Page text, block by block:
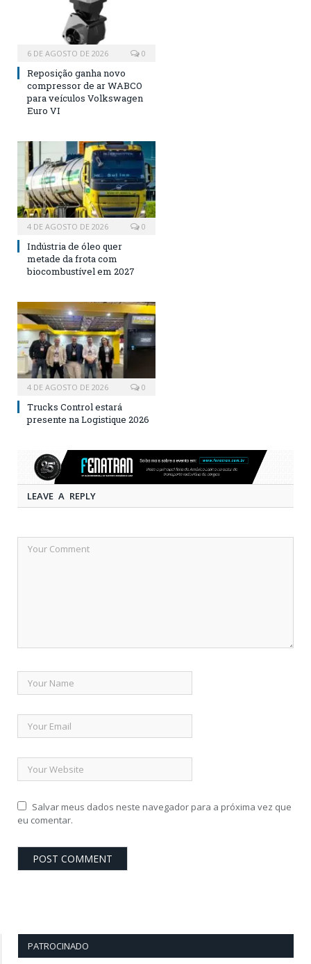
6 DE AGOSTO DE 2026 0
Reposição ganha novo
compressor de ar WABCO
para veículos Volkswagen
Euro VI
4 DE AGOSTO DE 2026 0
Indústria de óleo quer
metade da frota com
biocombustível em 2027
4 DE AGOSTO DE 2026 0
Trucks Control estará
presente na Logistique 2026
LEAVE A REPLY
Salvar meus dados neste navegador para a próxima vez que
eu comentar.
PATROCINADO